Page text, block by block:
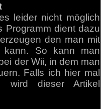
leider nicht möglich
Programm dient dazu
den man mit
kann. So kann man
der Wii, in dem man
Falls ich hier mal
wird dieser Artikel